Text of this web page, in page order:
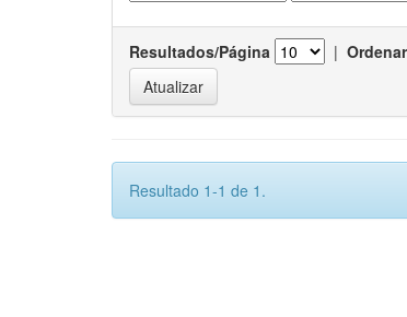
Resultados/Página |
Resultado 1-1 de 1.